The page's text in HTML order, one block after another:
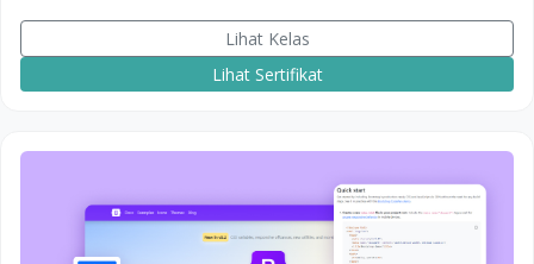
Lihat Kelas
Lihat Sertifikat